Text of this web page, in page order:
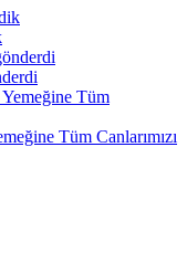
Tüm Canlarımızı